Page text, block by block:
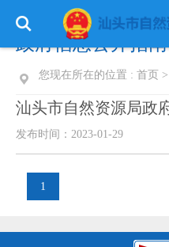
政府信息公开指南
您现在所在的位置 : 首页 >
汕头市自然资源局政
发布时间：2023-01-29
1